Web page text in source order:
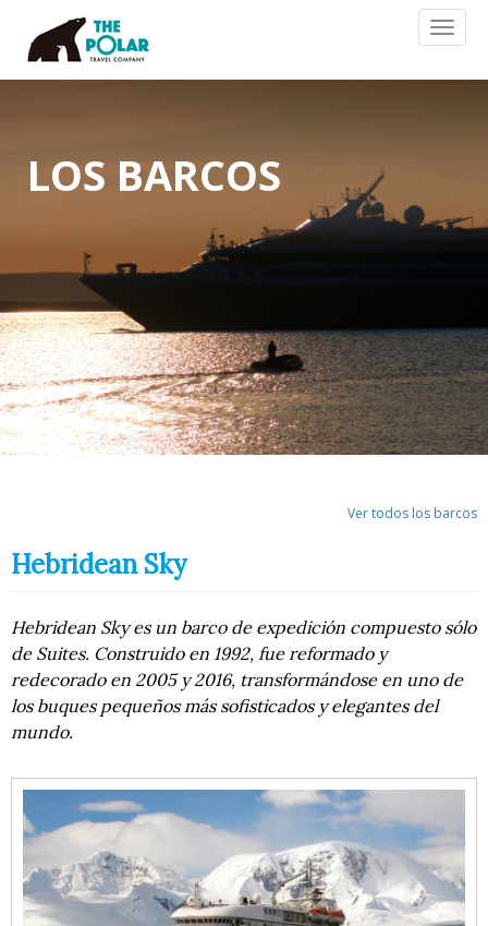
LOS BARCOS
Ver todos los barcos
Hebridean Sky
Hebridean Sky es un barco de expedición compuesto sólo
de Suites. Construido en 1992, fue reformado y
redecorado en 2005 y 2016, transformándose en uno de
los buques pequeños más sofisticados y elegantes del
mundo.